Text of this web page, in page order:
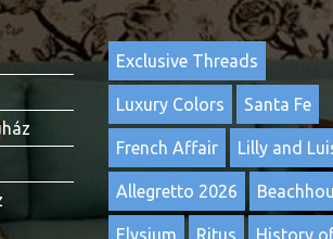
Exclusive Threads
Luxury Colors Santa Fe
French Affair Lilly and
Allegretto 2026
Elysium Ritus History